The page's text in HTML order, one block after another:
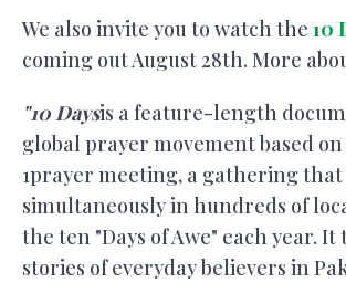
We also invite you to watch the 10
coming out August 28th. More
"10 Daysis a feature-length
global prayer movement based on
1prayer meeting, a gathering that
simultaneously in hundreds of
the ten "Days of Awe" each year.
stories of everyday believers in